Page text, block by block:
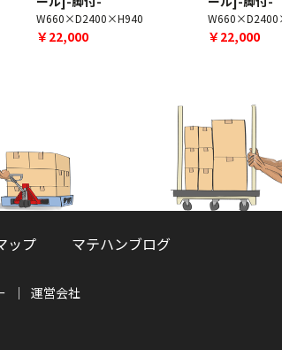
W660×D2400×H940
￥22,000 ￥22,000
ップ マテハンブログ
運営会社